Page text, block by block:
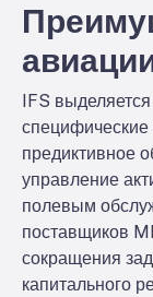
IFS
специфические
предиктивное
управление
полевым
поставщиков
сокращения
капитального